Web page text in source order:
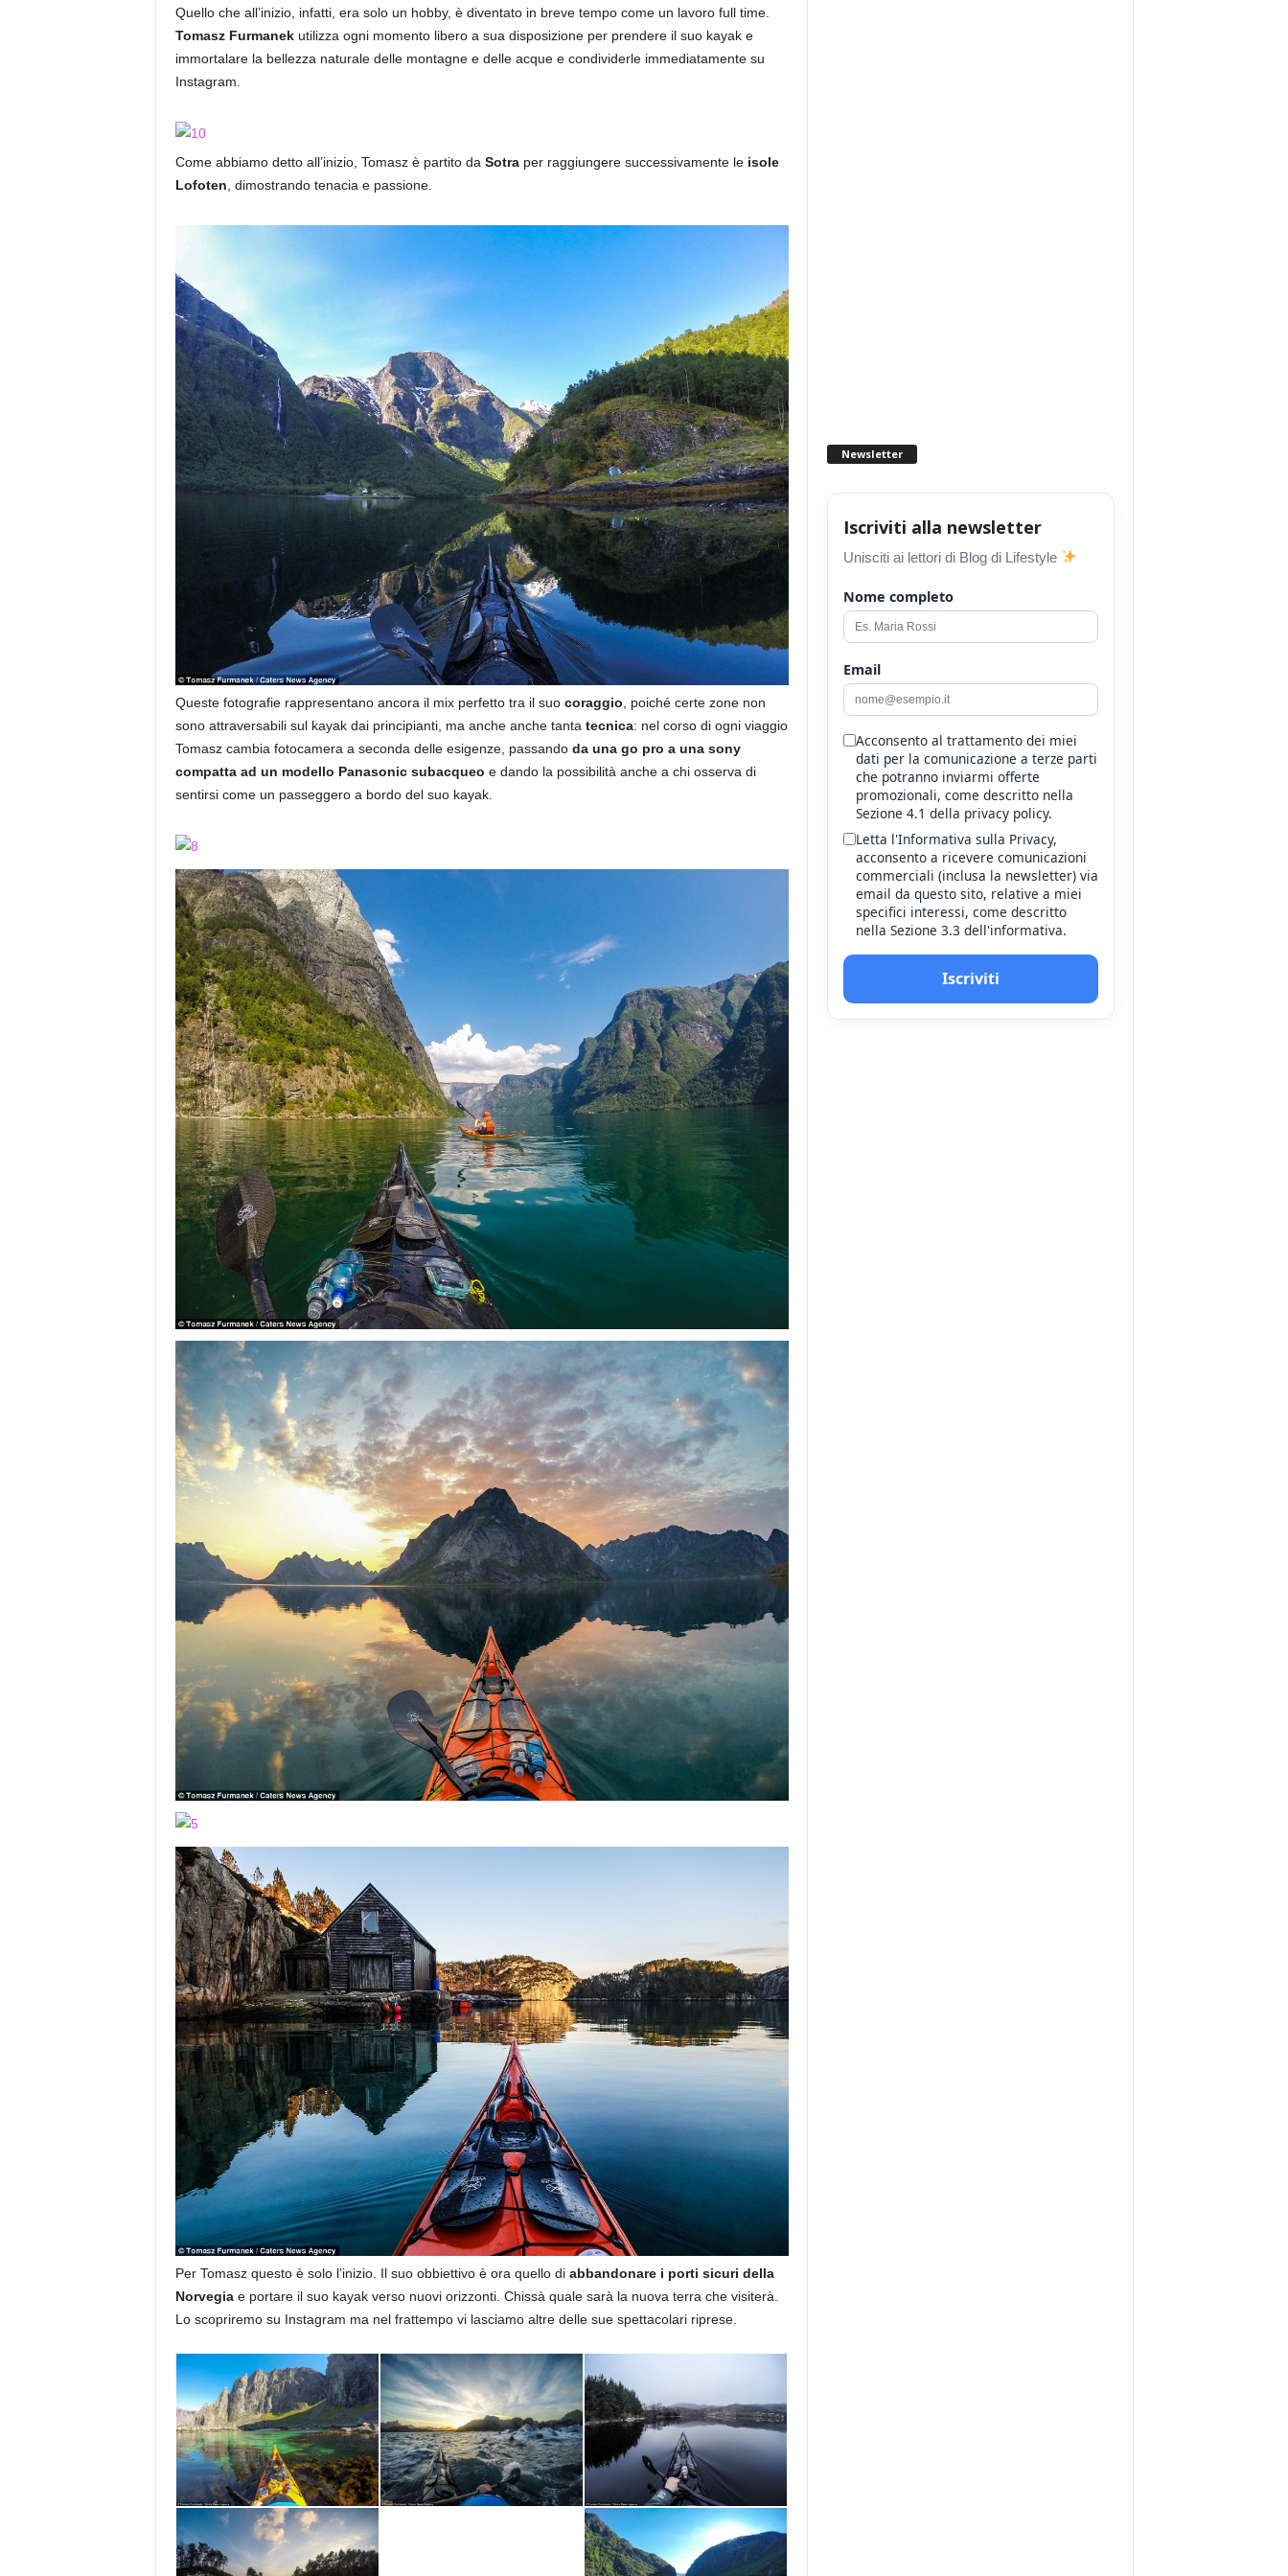
Quello che all’inizio, infatti, era solo un hobby, è diventato in breve tempo come un lavoro full time.
Tomasz Furmanekutilizza ogni momento libero a sua disposizione per prendere il suo kayak e
immortalare la bellezza naturale delle montagne e delle acque e condividerle immediatamente su
Instagram.
Come abbiamo detto all’inizio, Tomasz è partito da Sotraper raggiungere successivamente le isole
Lofoten , dimostrando tenacia e passione.
Queste fotografie rappresentano ancora il mix perfetto tra il suo coraggio , poiché certe zone non
sono attraversabili sul kayak dai principianti, ma anche anche tanta tecnica: nel corso di ogni viaggio
Tomasz cambia fotocamera a seconda delle esigenze, passando da una go pro a una sony
compatta ad un modello Panasonic subacqueo e dando la possibilità anche a chi osserva di
sentirsi come un passeggero a bordo del suo kayak.
Per Tomasz questo è solo l’inizio. Il suo obbiettivo è ora quello di abbandonare i porti sicuri della
Norvegiae portare il suo kayak verso nuovi orizzonti. Chissà quale sarà la nuova terra che visiterà.
Lo scopriremo su Instagram ma nel frattempo vi lasciamo altre delle sue spettacolari riprese.
Newsletter
Iscriviti alla newsletter
Unisciti ai lettori di Blog di Lifestyle
Nome completo
Email
Acconsento al trattamento dei miei
dati per la comunicazione a terze parti
che potranno inviarmi offerte
promozionali, come descritto nella
Sezione 4.1 della privacy policy.
Letta l'Informativa sulla Privacy,
acconsento a ricevere comunicazioni
commerciali (inclusa la newsletter) via
email da questo sito, relative a miei
specifici interessi, come descritto
nella Sezione 3.3 dell'informativa.
Iscriviti